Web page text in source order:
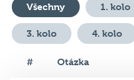
Všechny 1. kolo
3. kolo 4. kolo
# Otázka